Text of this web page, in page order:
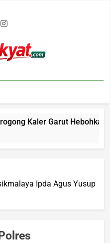
Kaler Garut Hebohkan
Ipda Agus Yusup